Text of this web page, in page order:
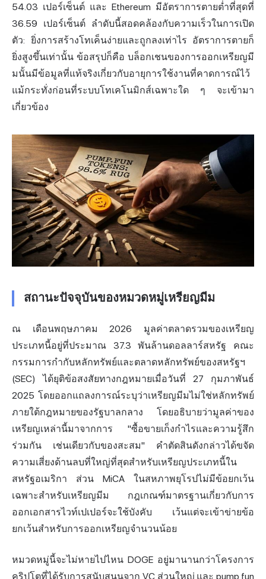
54.03 เปอร์เซ็นต์ และ Ethereum มีอัตราการตายต่ำที่สุดที่
36.59 เปอร์เซ็นต์ ลำดับนี้สอดคล้องกับความเร็วในการเปิด
ตัว: ยิ่งการสร้างโทเค็นง่ายและถูกลงเท่าไร อัตราการตายก็
ยิ่งสูงขึ้นเท่านั้น ข้อสรุปก็คือ บล็อกเชนของการออกเหรียญมี
มนั้นมีข้อมูลที่แท้จริงเกี่ยวกับอายุการใช้งานที่คาดการณ์ไว้
แม้กระทั่งก่อนที่ระบบโทเคโนมิกส์เฉพาะใด ๆ จะเข้ามา
เกี่ยวข้อง
สถานะปัจจุบันของหมวดหมู่เหรียญมีม
ณ เดือนพฤษภาคม 2026 มูลค่าตลาดรวมของเหรียญ
ประเภทนี้อยู่ที่ประมาณ 37.3 พันล้านดอลลาร์สหรัฐ คณะ
กรรมการกำกับหลักทรัพย์และตลาดหลักทรัพย์ของสหรัฐฯ
(SEC) ได้ยุติข้อสงสัยทางกฎหมายเมื่อวันที่ 27 กุมภาพันธ์
2025 โดยออกแถลงการณ์ระบุว่าเหรียญมีมไม่ใช่หลักทรัพย์
ภายใต้กฎหมายของรัฐบาลกลาง โดยอธิบายว่ามูลค่าของ
เหรียญเหล่านี้มาจากการ "ซื้อขายเก็งกำไรและความรู้สึก
ร่วมกัน เช่นเดียวกับของสะสม" คำตัดสินดังกล่าวได้ขจัด
ความเสี่ยงด้านลบที่ใหญ่ที่สุดสำหรับเหรียญประเภทนี้ใน
สหรัฐอเมริกา ส่วน MiCA ในสหภาพยุโรปไม่มีข้อยกเว้น
เฉพาะสำหรับเหรียญมีม กฎเกณฑ์มาตรฐานเกี่ยวกับการ
ออกเอกสารไวท์เปเปอร์จะใช้บังคับ เว้นแต่จะเข้าข่ายข้อ
ยกเว้นสำหรับการออกเหรียญจำนวนน้อย
หมวดหมู่นี้จะไม่หายไปไหน DOGE อยู่มานานกว่าโครงการ
คริปโตที่ได้รับการสนับสนุนจาก VC ส่วนใหญ่ และ pump.fun